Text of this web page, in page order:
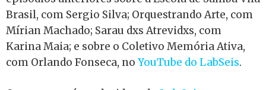
Brasil, com Sergio Silva; Orquestrando Arte, com
Mírian Machado; Sarau dxs Atrevidxs, com
Karina Maia; e sobre o Coletivo Memória Ativa,
com Orlando Fonseca, no YouTube do LabSeis.